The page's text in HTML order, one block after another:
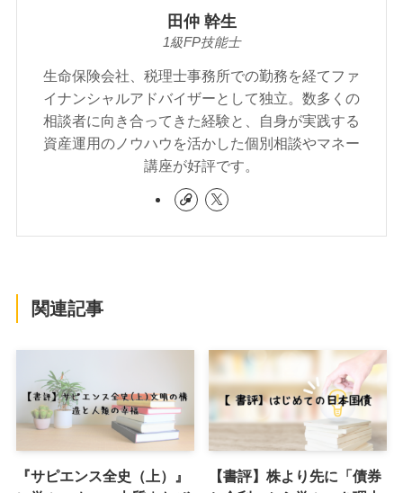
田仲 幹生
1級FP技能士
生命保険会社、税理士事務所での勤務を経てファ
イナンシャルアドバイザーとして独立。数多くの
相談者に向き合ってきた経験と、自身が実践する
資産運用のノウハウを活かした個別相談やマネー
講座が好評です。
関連記事
『サピエンス全史（上）』
【書評】株より先に「債券